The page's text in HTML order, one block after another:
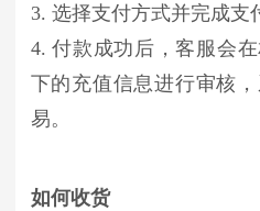
3. 选择支付方式并完成支
4. 付款成功后，客服会
下的充值信息进行审核
易。
如何收货